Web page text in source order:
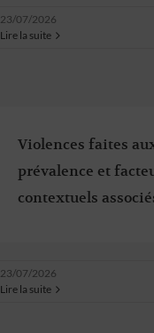
23/07/2026
Lire la suite
Violences faites
prévalence et
contextuels
23/07/2026
Lire la suite